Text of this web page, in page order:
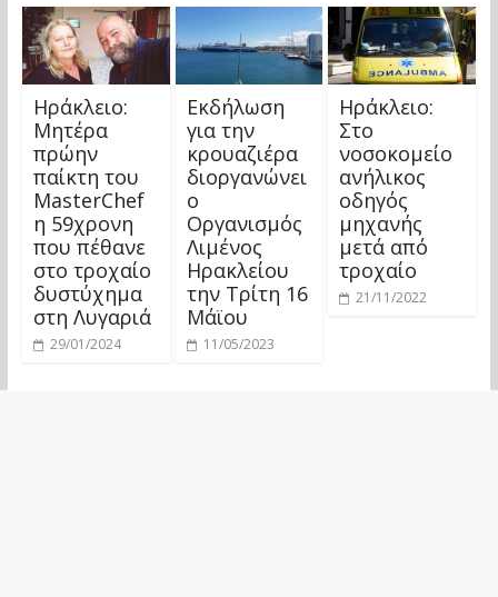
Ηράκλειο:
Μητέρα
πρώην
παίκτη του
MasterChef
η 59χρονη
που πέθανε
στο τροχαίο
δυστύχημα
στη Λυγαριά
29/01/2024
Εκδήλωση
για την
κρουαζιέρα
διοργανώνει
ο
Οργανισμός
Λιμένος
Ηρακλείου
την Τρίτη 16
Μάϊου
11/05/2023
Ηράκλειο:
Στο
νοσοκομείο
ανήλικος
οδηγός
μηχανής
μετά από
τροχαίο
21/11/2022